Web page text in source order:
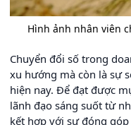
Hình ảnh nhân viên
Chuyển đổi số trong
xu hướng mà còn là sự
hiện nay. Để đạt được
lãnh đạo sáng suốt từ
kết hợp với sự đóng